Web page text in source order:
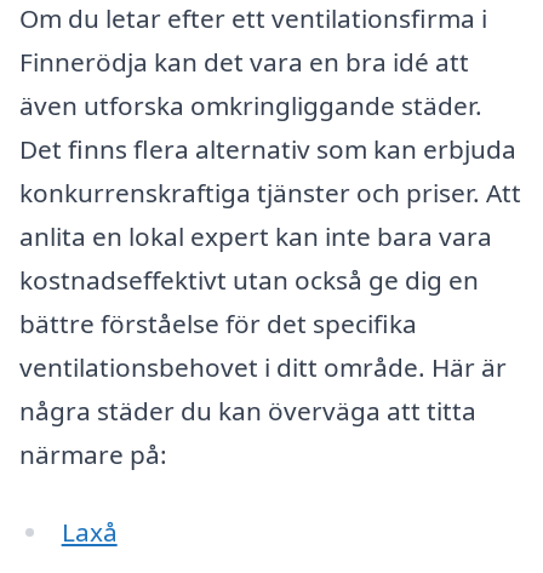
Om du letar efter ett ventilationsfirma i
Finnerödja kan det vara en bra idé att
även utforska omkringliggande städer.
Det finns flera alternativ som kan erbjuda
konkurrenskraftiga tjänster och priser. Att
anlita en lokal expert kan inte bara vara
kostnadseffektivt utan också ge dig en
bättre förståelse för det specifika
ventilationsbehovet i ditt område. Här är
några städer du kan överväga att titta
närmare på:
Laxå